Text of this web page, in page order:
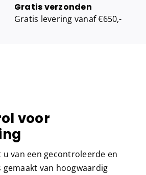
Gratis verzonden
Gratis levering vanaf €650,-
voor
van een gecontroleerde en
van hoogwaardig